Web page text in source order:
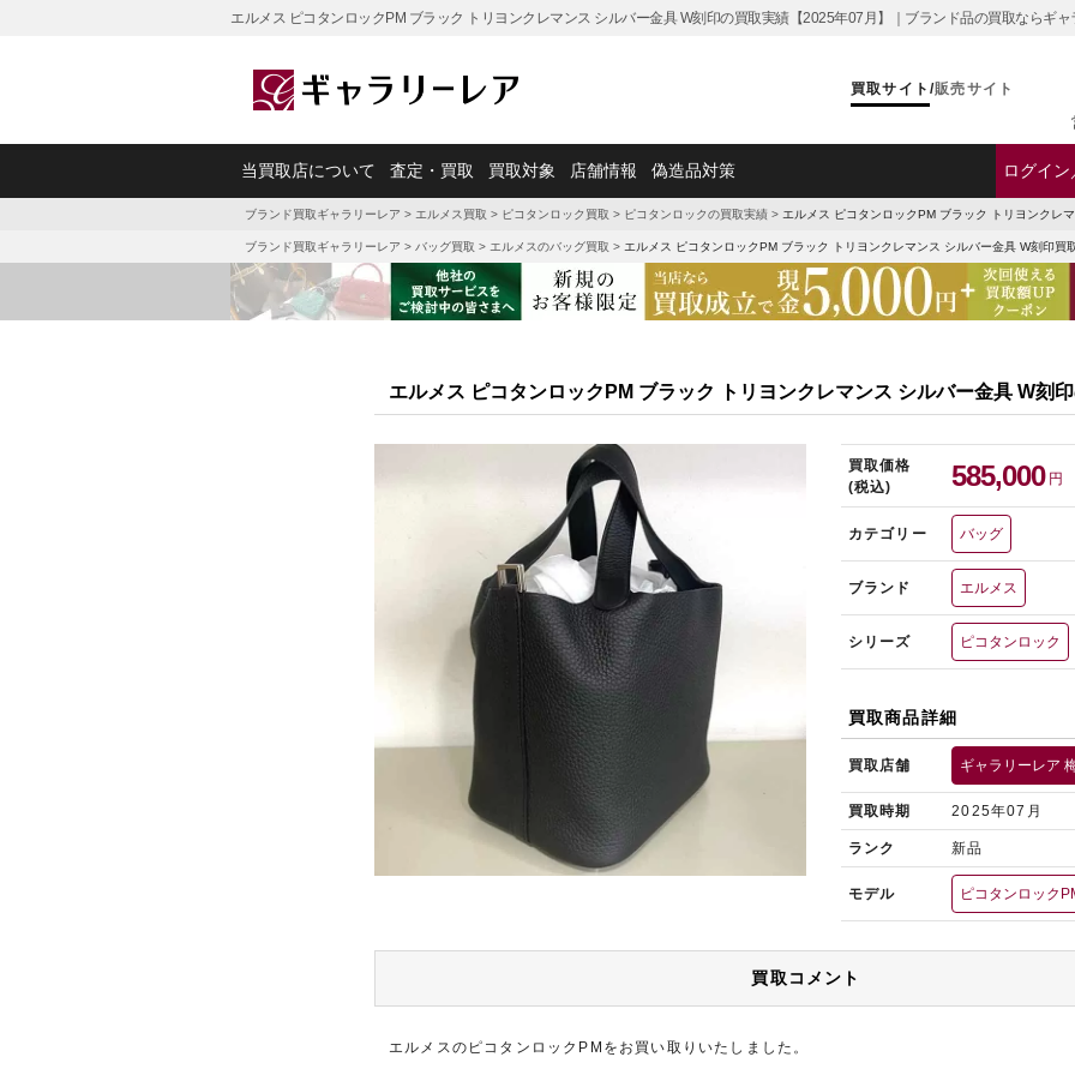
エルメス ピコタンロックPM ブラック トリヨンクレマンス シルバー金具 W刻印の買取実績【2025年07月】｜ブランド品の買取ならギャ
買取サイト /販売サイト
当買取店について 査定・買取 買取対象 店舗情報 偽造品対策 ログイ
ブランド買取ギャラリーレア > エルメス買取 > ピコタンロック買取 > ピコタンロックの買取実績 > エルメス ピコタンロックPM ブラック トリヨンクレ
ブランド買取ギャラリーレア > バッグ買取 > エルメスのバッグ買取 > エルメス ピコタンロックPM ブラック トリヨンクレマンス シルバー金具 W刻印買
エルメス ピコタンロックPM ブラック トリヨンクレマンス シルバー金具 W刻
買取価格
(税込)
585,000 円
カテゴリー バッグ
ブランド エルメス
シリーズ ピコタンロック
買取商品詳細
買取店舗 ギャラリーレア
買取時期 2025年07月
ランク 新品
モデル ピコタンロック
買取コメント
エルメスのピコタンロックPMをお買い取りいたしました。